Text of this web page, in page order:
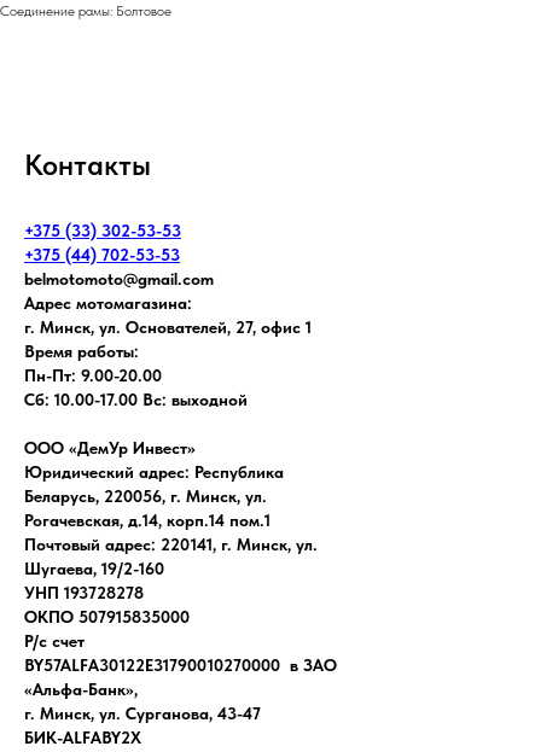
Соединение рамы: Болтовое
Контакты
+375 (33) 302-53-53
+375 (44) 702-53-53
belmotomoto@gmail.com
Адрес мотомагазина:
г. Минск, ул. Основателей, 27, офис 1
Время работы:
Пн-Пт: 9.00-20.00
Сб: 10.00-17.00 Вс: выходной
ООО «ДемУр Инвест»
Юридический адрес: Республика
Беларусь, 220056, г. Минск, ул.
Рогачевская, д.14, корп.14 пом.1
Почтовый адрес: 220141, г. Минск, ул.
Шугаева, 19/2-160
УНП 193728278
ОКПО 507915835000
Р/с счет
BY57ALFA30122E31790010270000 в ЗАО
«Альфа-Банк»,
г. Минск, ул. Сурганова, 43-47
БИК-ALFABY2X